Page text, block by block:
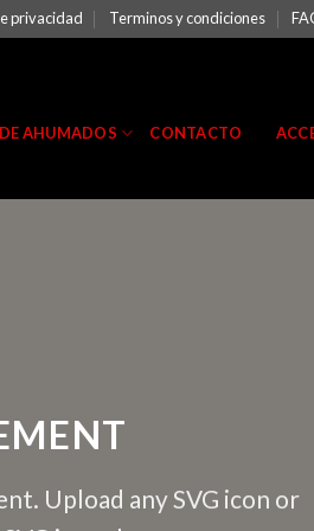
privacidad Terminos y condiciones
AHUMADOS CONTACTO
Upload any SVG icon or